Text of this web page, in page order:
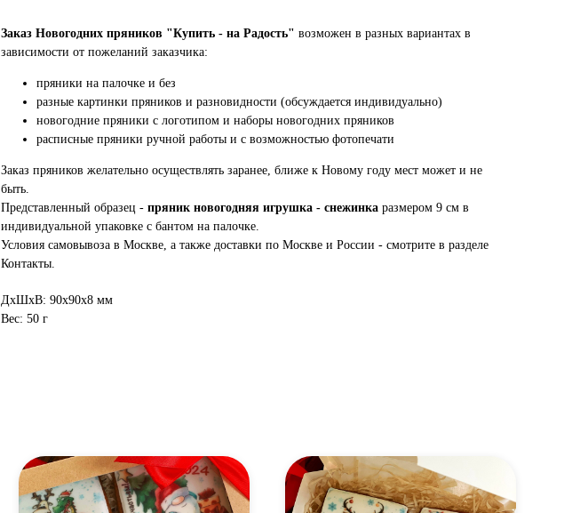
Заказ Новогодних пряников "Купить - на Радость" возможен в разных вариантах в
зависимости от пожеланий заказчика:
пряники на палочке и без
разные картинки пряников и разновидности (обсуждается индивидуально)
новогодние пряники с логотипом и наборы новогодних пряников
расписные пряники ручной работы и с возможностью фотопечати
Заказ пряников желательно осуществлять заранее, ближе к Новому году мест может и не
быть.
Представленный образец - пряник новогодняя игрушка - снежинка размером 9 см в
индивидуальной упаковке с бантом на палочке.
Условия самовывоза в Москве, а также доставки по Москве и России - смотрите в разделе
Контакты.
ДxШxВ: 90x90x8 мм
Вес: 50 г